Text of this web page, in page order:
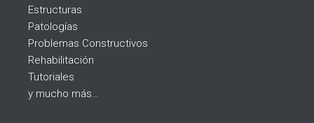
Estructuras
Patologías
Problemas Constructivos
Rehabilitación
Tutoriales
y mucho más…